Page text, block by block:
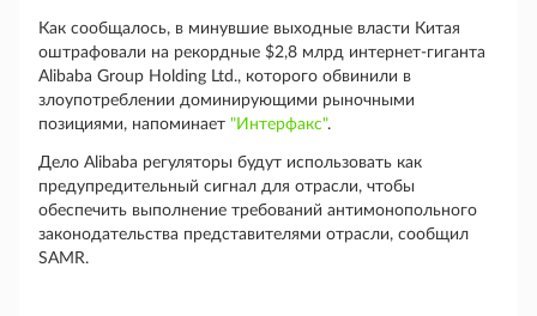
Как сообщалось, в минувшие выходные власти Китая
оштрафовали на рекордные $2,8 млрд интернет-гиганта
Alibaba Group Holding Ltd., которого обвинили в
злоупотреблении доминирующими рыночными
позициями, напоминает "Интерфакс".
Дело Alibaba регуляторы будут использовать как
предупредительный сигнал для отрасли, чтобы
обеспечить выполнение требований антимонопольного
законодательства представителями отрасли, сообщил
SAMR.